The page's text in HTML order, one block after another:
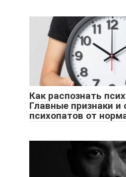
Как распознать
Главные признаки и
психопатов от